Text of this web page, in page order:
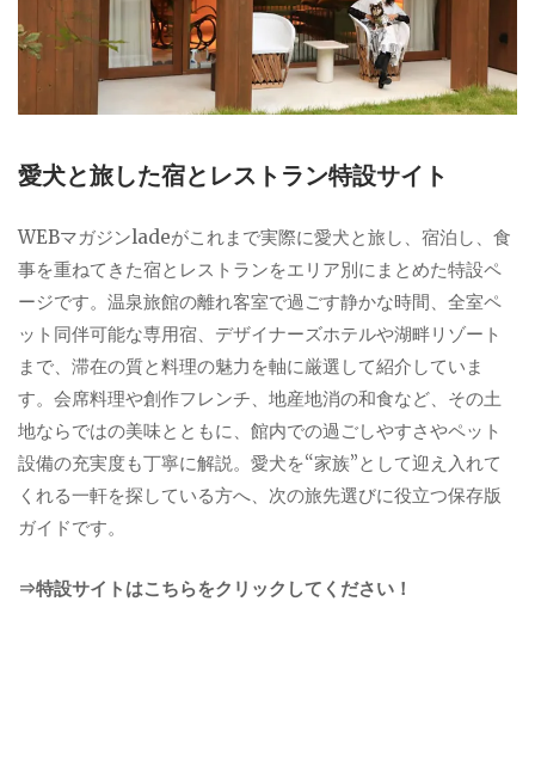
愛犬と旅した宿とレストラン特設サイト
WEBマガジンladeがこれまで実際に愛犬と旅し、宿泊し、食
事を重ねてきた宿とレストランをエリア別にまとめた特設ペ
ージです。温泉旅館の離れ客室で過ごす静かな時間、全室ペ
ット同伴可能な専用宿、デザイナーズホテルや湖畔リゾート
まで、滞在の質と料理の魅力を軸に厳選して紹介していま
す。会席料理や創作フレンチ、地産地消の和食など、その土
地ならではの美味とともに、館内での過ごしやすさやペット
設備の充実度も丁寧に解説。愛犬を“家族”として迎え入れて
くれる一軒を探している方へ、次の旅先選びに役立つ保存版
ガイドです。
⇒特設サイトはこちらをクリックしてください！